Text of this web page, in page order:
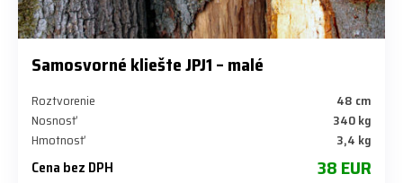
Samosvorné kliešte JPJ1 – malé
Roztvorenie
48 cm
Nosnosť
340 kg
Hmotnosť
3,4 kg
Cena bez DPH 38 EUR